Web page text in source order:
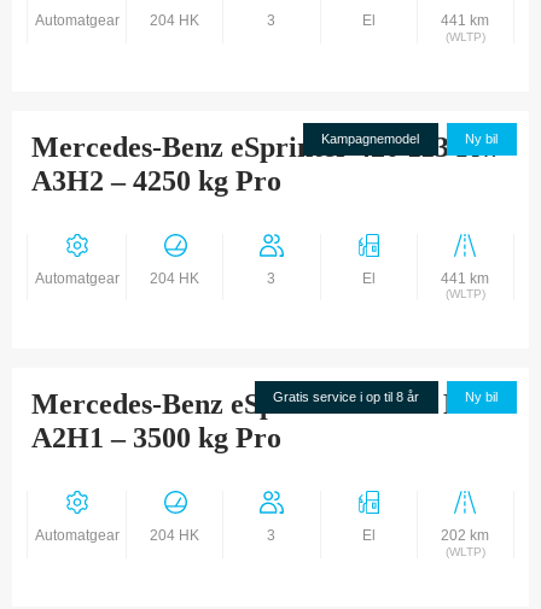
Automatgear 204 HK 3 El 441 km
(WLTP)
Kampagnemodel Ny bil
Mercedes-Benz eSprinter 420 113 Kw
A3H2 – 4250 kg Pro
Automatgear 204 HK 3 El 441 km
(WLTP)
Gratis service i op til 8 år Ny bil
Mercedes-Benz eSprinter 320 56 Kwh
A2H1 – 3500 kg Pro
Automatgear 204 HK 3 El 202 km
(WLTP)